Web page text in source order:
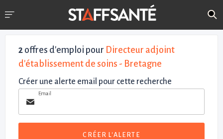
2 offres d'emploi pour Directeur adjoint
d'établissement de soins - Bretagne
Créer une alerte email pour cette recherche
Email
CRÉER L'ALERTE